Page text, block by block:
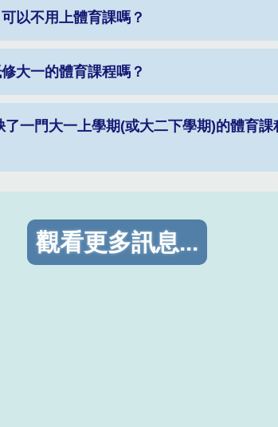
以不用上體育課嗎？
大一的體育課程嗎？
一門大一上學期(或大二下學期)的體育
觀看更多訊息...